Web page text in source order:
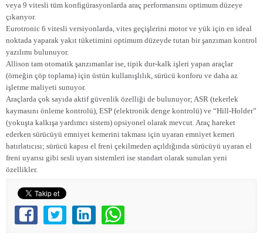
veya 9 vitesli tüm konfigürasyonlarda araç performansını optimum düzeye
çıkarıyor.
Eurotronic 6 vitesli versiyonlarda, vites geçişlerini motor ve yük için en ideal
noktada yaparak yakıt tüketimini optimum düzeyde tutan bir şanzıman kontrol
yazılımı bulunuyor.
Allison tam otomatik şanzımanlar ise, tipik dur-kalk işleri yapan araçlar
(örneğin çöp toplama) için üstün kullanışlılık, sürücü konforu ve daha az
işletme maliyeti sunuyor.
Araçlarda çok sayıda aktif güvenlik özelliği de bulunuyor; ASR (tekerlek
kaymasını önleme kontrolü), ESP (elektronik denge kontrolü) ve “Hill-Holder”
(yokuşta kalkışa yardımcı sistem) opsiyonel olarak mevcut. Araç hareket
ederken sürücüyü emniyet kemerini takması için uyaran emniyet kemeri
hatırlatıcısı; sürücü kapısı el freni çekilmeden açıldığında sürücüyü uyaran el
freni uyarısı gibi sesli uyarı sistemleri ise standart olarak sunulan yeni
özellikler.